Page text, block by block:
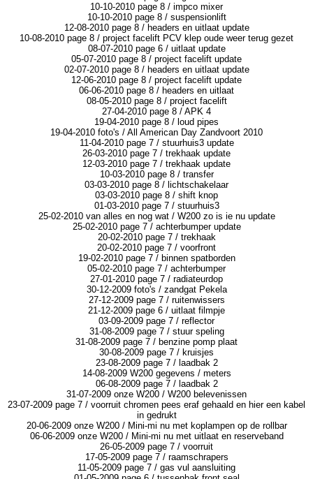
10-10-2010 page 8 / impco mixer
10-10-2010 page 8 / suspensionlift
12-08-2010 page 8 / headers en uitlaat update
10-08-2010 page 8 / project facelift PCV klep oude weer terug gezet
08-07-2010 page 6 / uitlaat update
05-07-2010 page 8 / project facelift update
02-07-2010 page 8 / headers en uitlaat update
12-06-2010 page 8 / project facelift update
06-06-2010 page 8 / headers en uitlaat
08-05-2010 page 8 / project facelift
27-04-2010 page 8 / APK 4
19-04-2010 page 8 / loud pipes
19-04-2010 foto's / All American Day Zandvoort 2010
11-04-2010 page 7 / stuurhuis3 update
26-03-2010 page 7 / trekhaak update
12-03-2010 page 7 / trekhaak update
10-03-2010 page 8 / transfer
03-03-2010 page 8 / lichtschakelaar
03-03-2010 page 8 / shift knop
01-03-2010 page 7 / stuurhuis3
25-02-2010 van alles en nog wat / W200 zo is ie nu update
25-02-2010 page 7 / achterbumper update
20-02-2010 page 7 / trekhaak
20-02-2010 page 7 / voorfront
19-02-2010 page 7 / binnen spatborden
05-02-2010 page 7 / achterbumper
27-01-2010 page 7 / radiateurdop
30-12-2009 foto's / zandgat Pekela
27-12-2009 page 7 / ruitenwissers
21-12-2009 page 6 / uitlaat filmpje
03-09-2009 page 7 / reflector
31-08-2009 page 7 / stuur speling
31-08-2009 page 7 / benzine pomp plaat
30-08-2009 page 7 / kruisjes
23-08-2009 page 7 / laadbak 2
14-08-2009 W200 gegevens / meters
06-08-2009 page 7 / laadbak 2
31-07-2009 onze W200 / W200 belevenissen
23-07-2009 page 7 / voorruit chromen pees eraf gehaald en hier een kabel
in gedrukt
20-06-2009 onze W200 / Mini-mi nu met koplampen op de rollbar
06-06-2009 onze W200 / Mini-mi nu met uitlaat en reserveband
26-05-2009 page 7 / voorruit
17-05-2009 page 7 / raamschrapers
11-05-2009 page 7 / gas vul aansluiting